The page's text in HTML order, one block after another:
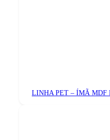
LINHA PET – ÍMÃ MDF